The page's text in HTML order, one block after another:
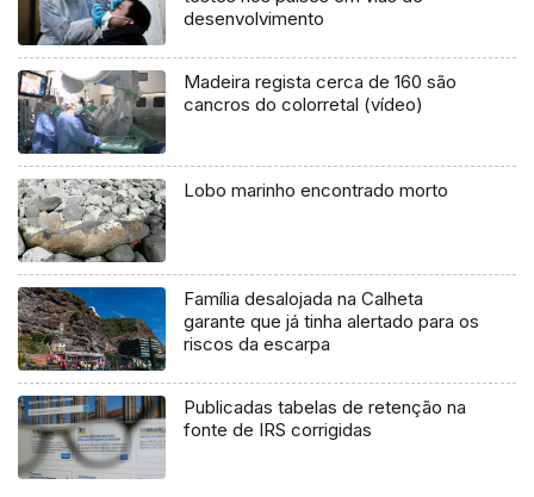
desenvolvimento
Madeira regista cerca de 160 são
cancros do colorretal (vídeo)
Lobo marinho encontrado morto
Família desalojada na Calheta
garante que já tinha alertado para os
riscos da escarpa
Publicadas tabelas de retenção na
fonte de IRS corrigidas